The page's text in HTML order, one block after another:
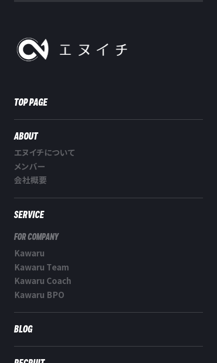
TOP PAGE
ABOUT
エヌイチについて
メンバー
会社概要
SERVICE
FOR COMPANY
Kawaru
Kawaru Team
Kawaru Coach
Kawaru BPO
BLOG